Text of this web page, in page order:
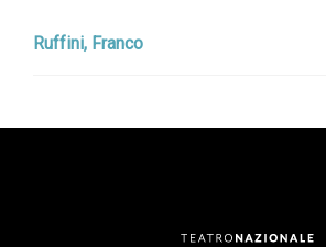
Ruffini, Franco